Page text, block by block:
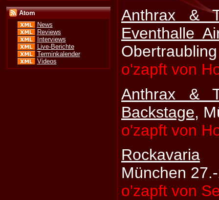
Atom
News
Reviews
Interviews
Live-Berichte
Terminkalender
Videos
Anthrax &
Eventhalle
o'zapft von
Anthrax &
Backstage,
o'zapft von
Rockavaria
München
o'zapft von